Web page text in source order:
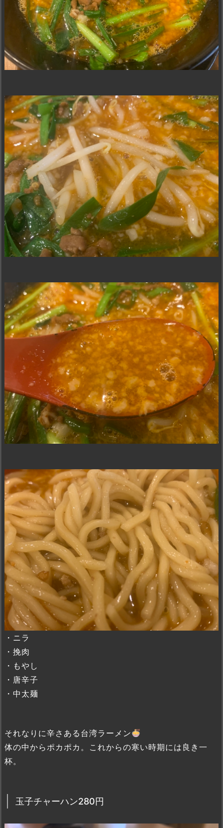
・ニラ
・挽肉
・もやし
・唐辛子
・中太麺
それなりに辛さある台湾ラーメン
体の中からポカポカ。これからの寒い時期には良き一
杯。
玉子チャーハン280円